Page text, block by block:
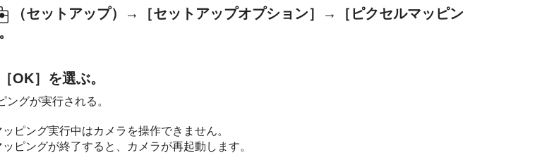
（セットアップ）→ ［セットアップオプション］ →
［ピクセルマッピン
OK］ を選ぶ。
ングが実行される。
ッピング実行中はカメラを操作できません。
ッピングが終了すると、カメラが再起動します。